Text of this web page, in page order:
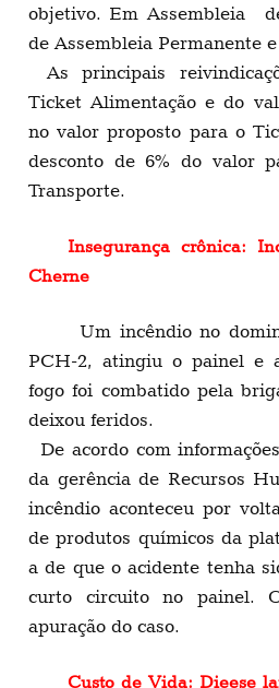
objetivo. Em Assembleia
de Assembleia Permanente
As principais
Ticket Alimentação e do
no valor proposto para o
desconto de 6% do valor
Transporte.
Insegurança crônica:
Cherne
Um incêndio no
PCH-2, atingiu o painel e
fogo foi combatido pela
deixou feridos.
De acordo com
da gerência de Recursos
incêndio aconteceu por
de produtos químicos da
a de que o acidente tenha
curto circuito no painel.
apuração do caso.
Custo de Vida: Dieese